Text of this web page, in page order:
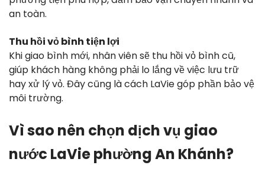
an toàn.
Thu hồi vỏ bình tiện lợi
Khi giao bình mới, nhân viên sẽ thu hồi vỏ bình cũ,
giúp khách hàng không phải lo lắng về việc lưu trữ
hay xử lý vỏ. Đây cũng là cách LaVie góp phần bảo vệ
môi trường.
Vì sao nên chọn dịch vụ giao
nước LaVie phường An Khánh?